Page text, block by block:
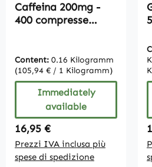
Caffeina 200mg -
400 compresse
Supplements
Content: 0.16 Kilogramm
(105,94 € / 1 Kilogramm)
Immediately
available
Regular price:
16,95 €
Prezzi IVA inclusa più
spese di spedizione